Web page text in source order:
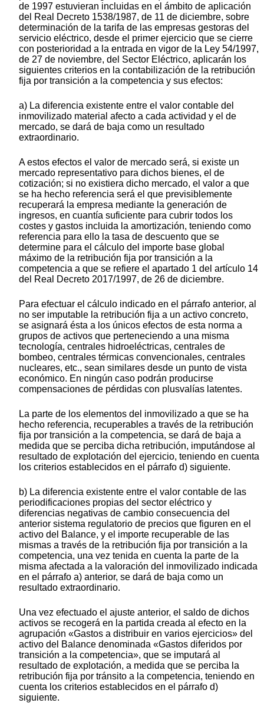
de 1997 estuvieran incluidas en el ámbito de aplicación
del Real Decreto 1538/1987, de 11 de diciembre, sobre
determinación de la tarifa de las empresas gestoras del
servicio eléctrico, desde el primer ejercicio que se cierre
con posterioridad a la entrada en vigor de la Ley 54/1997,
de 27 de noviembre, del Sector Eléctrico, aplicarán los
siguientes criterios en la contabilización de la retribución
fija por transición a la competencia y sus efectos:
a) La diferencia existente entre el valor contable del
inmovilizado material afecto a cada actividad y el de
mercado, se dará de baja como un resultado
extraordinario.
A estos efectos el valor de mercado será, si existe un
mercado representativo para dichos bienes, el de
cotización; si no existiera dicho mercado, el valor a que
se ha hecho referencia será el que previsiblemente
recuperará la empresa mediante la generación de
ingresos, en cuantía suficiente para cubrir todos los
costes y gastos incluida la amortización, teniendo como
referencia para ello la tasa de descuento que se
determine para el cálculo del importe base global
máximo de la retribución fija por transición a la
competencia a que se refiere el apartado 1 del artículo 14
del Real Decreto 2017/1997, de 26 de diciembre.
Para efectuar el cálculo indicado en el párrafo anterior, al
no ser imputable la retribución fija a un activo concreto,
se asignará ésta a los únicos efectos de esta norma a
grupos de activos que perteneciendo a una misma
tecnología, centrales hidroeléctricas, centrales de
bombeo, centrales térmicas convencionales, centrales
nucleares, etc., sean similares desde un punto de vista
económico. En ningún caso podrán producirse
compensaciones de pérdidas con plusvalías latentes.
La parte de los elementos del inmovilizado a que se ha
hecho referencia, recuperables a través de la retribución
fija por transición a la competencia, se dará de baja a
medida que se perciba dicha retribución, imputándose al
resultado de explotación del ejercicio, teniendo en cuenta
los criterios establecidos en el párrafo d) siguiente.
b) La diferencia existente entre el valor contable de las
periodificaciones propias del sector eléctrico y
diferencias negativas de cambio consecuencia del
anterior sistema regulatorio de precios que figuren en el
activo del Balance, y el importe recuperable de las
mismas a través de la retribución fija por transición a la
competencia, una vez tenida en cuenta la parte de la
misma afectada a la valoración del inmovilizado indicada
en el párrafo a) anterior, se dará de baja como un
resultado extraordinario.
Una vez efectuado el ajuste anterior, el saldo de dichos
activos se recogerá en la partida creada al efecto en la
agrupación «Gastos a distribuir en varios ejercicios» del
activo del Balance denominada «Gastos diferidos por
transición a la competencia», que se imputará al
resultado de explotación, a medida que se perciba la
retribución fija por tránsito a la competencia, teniendo en
cuenta los criterios establecidos en el párrafo d)
siguiente.